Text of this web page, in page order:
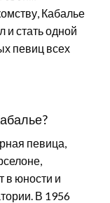
Кабалье
и стать одной
певиц всех
певица,
в юности и
В 1956